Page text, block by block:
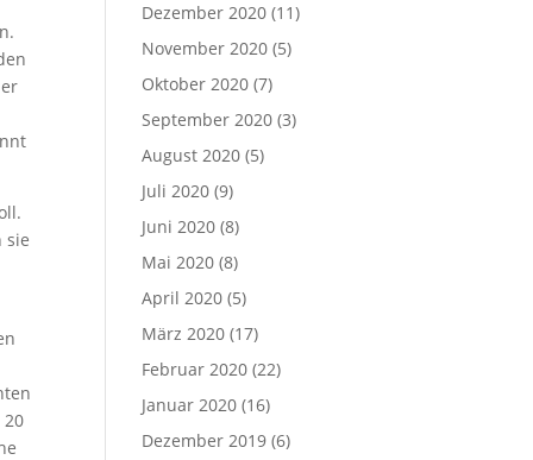
sie
20
Dezember 2020 (11)
November 2020 (5)
Oktober 2020 (7)
September 2020 (3)
August 2020 (5)
Juli 2020 (9)
Juni 2020 (8)
Mai 2020 (8)
April 2020 (5)
März 2020 (17)
Februar 2020 (22)
Januar 2020 (16)
Dezember 2019 (6)